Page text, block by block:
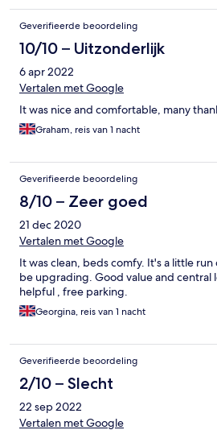
Geverifieerde beoordeling
10/10 – Uitzonderlijk
6 apr 2022
Vertalen met Google
It was nice and comfortable, many
Graham, reis van 1 nacht
Geverifieerde beoordeling
8/10 – Zeer goed
21 dec 2020
Vertalen met Google
It was clean, beds comfy. It's a little
be upgrading. Good value and central
helpful , free parking.
Georgina, reis van 1 nacht
Geverifieerde beoordeling
2/10 – Slecht
22 sep 2022
Vertalen met Google